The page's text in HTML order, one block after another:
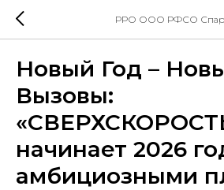
РРО ООО РФСО
Новый Год –
Вызовы:
начинает 2026
амбициозными